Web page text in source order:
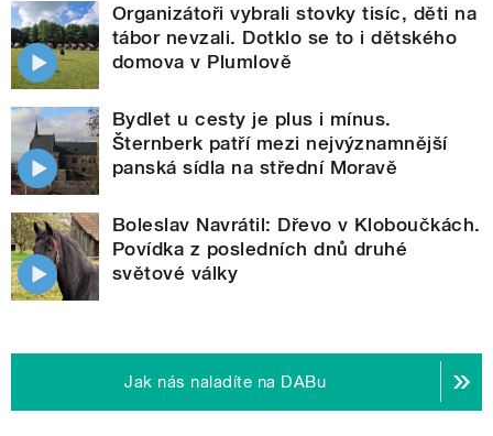
Organizátoři vybrali stovky tisíc, děti na
tábor nevzali. Dotklo se to i dětského
domova v Plumlově
Bydlet u cesty je plus i mínus.
Šternberk patří mezi nejvýznamnější
panská sídla na střední Moravě
Boleslav Navrátil: Dřevo v Kloboučkách.
Povídka z posledních dnů druhé
světové války
Jak nás naladíte na DABu